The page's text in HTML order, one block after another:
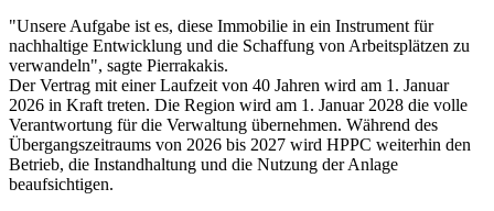
"Unsere Aufgabe ist es, diese Immobilie in ein Instrument für
nachhaltige Entwicklung und die Schaffung von Arbeitsplätzen zu
verwandeln", sagte Pierrakakis.
Der Vertrag mit einer Laufzeit von 40 Jahren wird am 1. Januar
2026 in Kraft treten. Die Region wird am 1. Januar 2028 die volle
Verantwortung für die Verwaltung übernehmen. Während des
Übergangszeitraums von 2026 bis 2027 wird HPPC weiterhin den
Betrieb, die Instandhaltung und die Nutzung der Anlage
beaufsichtigen.